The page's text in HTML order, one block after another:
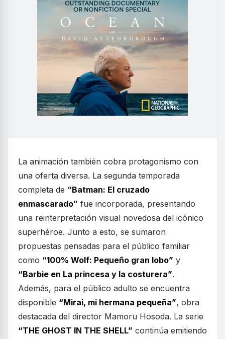
La animación también cobra protagonismo con
una oferta diversa. La segunda temporada
completa de “Batman: El cruzado
enmascarado” fue incorporada, presentando
una reinterpretación visual novedosa del icónico
superhéroe. Junto a esto, se sumaron
propuestas pensadas para el público familiar
como “100% Wolf: Pequeño gran lobo” y
“Barbie en La princesa y la costurera”.
Además, para el público adulto se encuentra
disponible “Mirai, mi hermana pequeña”, obra
destacada del director Mamoru Hosoda. La serie
“THE GHOST IN THE SHELL” continúa emitiendo